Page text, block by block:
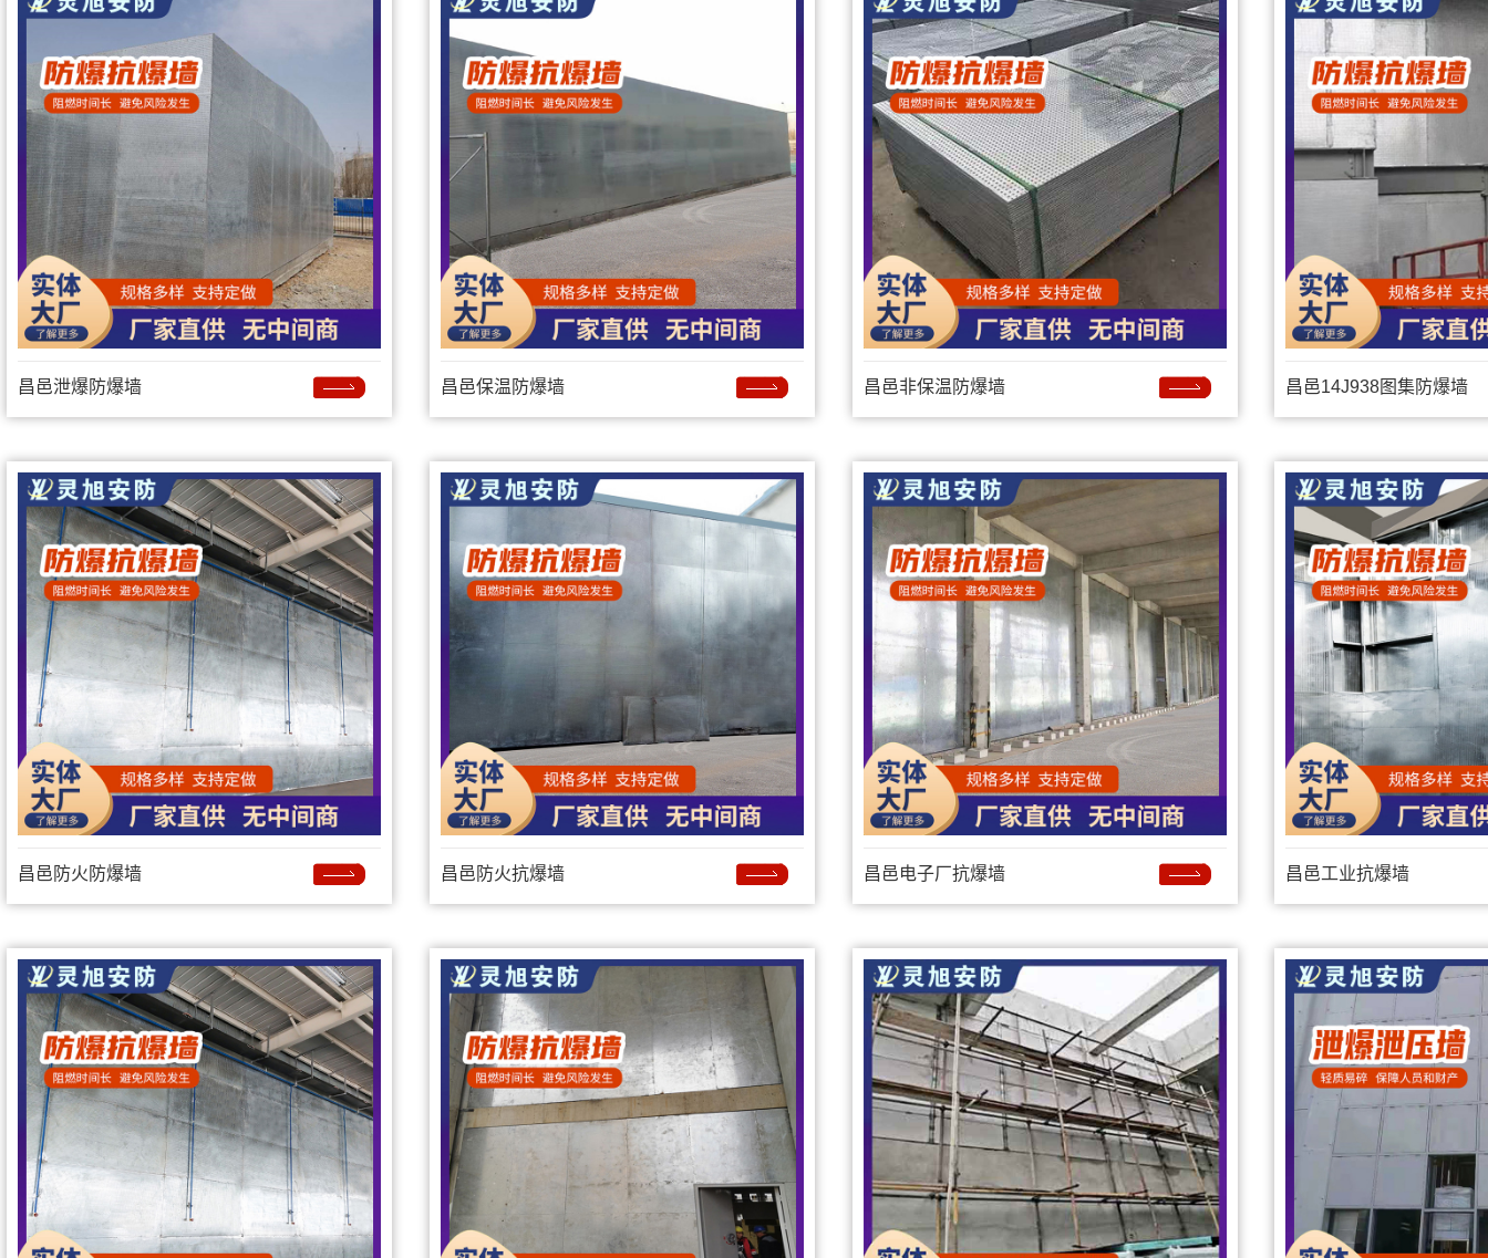
昌邑泄爆防爆墙 昌邑保温防爆墙 昌邑非保温防爆墙 昌邑14J938图集防爆墙
昌邑防火防爆墙 昌邑防火抗爆墙 昌邑电子厂抗爆墙 昌邑工业抗爆墙